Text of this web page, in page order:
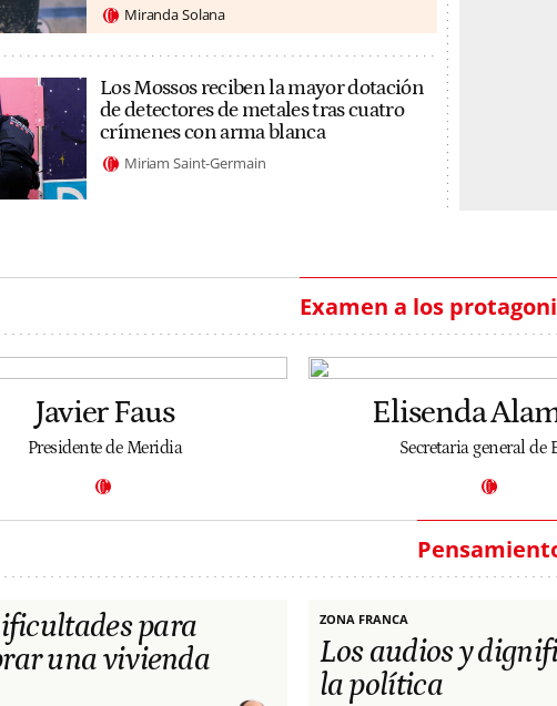
Miranda Solana
Los Mossos reciben la mayor dotación
de detectores de metales tras cuatro
crímenes con arma blanca
Miriam Saint-Germain
Examen a los
Javier Faus
Presidente de Meridia
Elisenda
Secretaria general de
para
una vivienda
ZONA FRANCA
Los audios y
la política